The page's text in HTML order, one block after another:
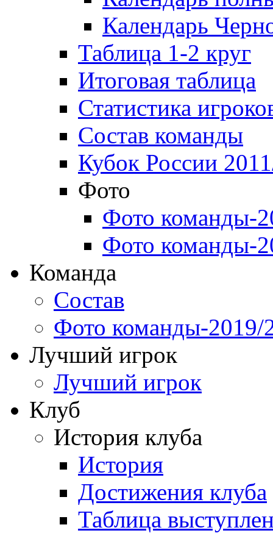
Календарь
Таблица 1-2 круг
Итоговая таблица
Статистика
Состав команды
Кубок России
Фото
Фото команды-
Фото команды-
Команда
Состав
Фото команды-2019/
Лучший игрок
Лучший игрок
Клуб
История клуба
История
Достижения клуба
Таблица